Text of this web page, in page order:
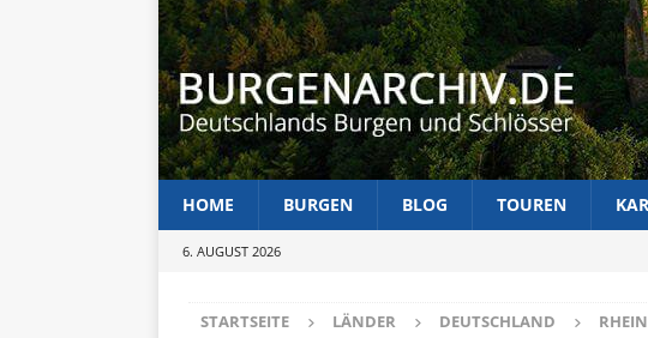
HOME BURGEN BLOG TOUREN
6. AUGUST 2026
STARTSEITE LÄNDER DEUTSCHLAND